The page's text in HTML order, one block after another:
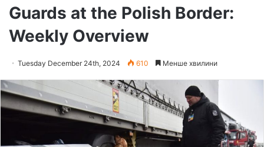
Guards at the Polish Border:
Weekly Overview
Tuesday December 24th, 2024 610 Менше хвилини